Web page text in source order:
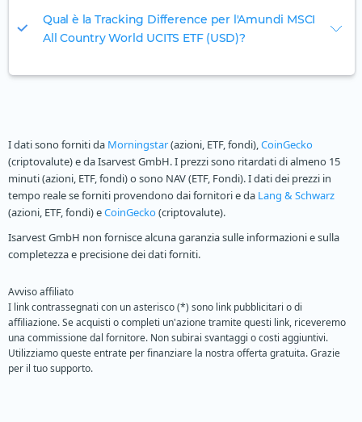
Qual è la Tracking Difference per l'Amundi MSCI
All Country World UCITS ETF (USD)?
I dati sono forniti da Morningstar(azioni, ETF, fondi),CoinGecko
(criptovalute) e da Isarvest GmbH. I prezzi sono ritardati di almeno 15
minuti (azioni, ETF, fondi) o sono NAV (ETF, Fondi). I dati dei prezzi in
tempo reale se forniti provendono dai fornitori e da Lang & Schwarz
(azioni, ETF, fondi) eCoinGecko(criptovalute).
Isarvest GmbH non fornisce alcuna garanzia sulle informazioni e sulla
completezza e precisione dei dati forniti.
Avviso affiliato
I link contrassegnati con un asterisco (*) sono link pubblicitari o di
affiliazione. Se acquisti o completi un'azione tramite questi link, riceveremo
una commissione dal fornitore. Non subirai svantaggi o costi aggiuntivi.
Utilizziamo queste entrate per finanziare la nostra offerta gratuita. Grazie
per il tuo supporto.